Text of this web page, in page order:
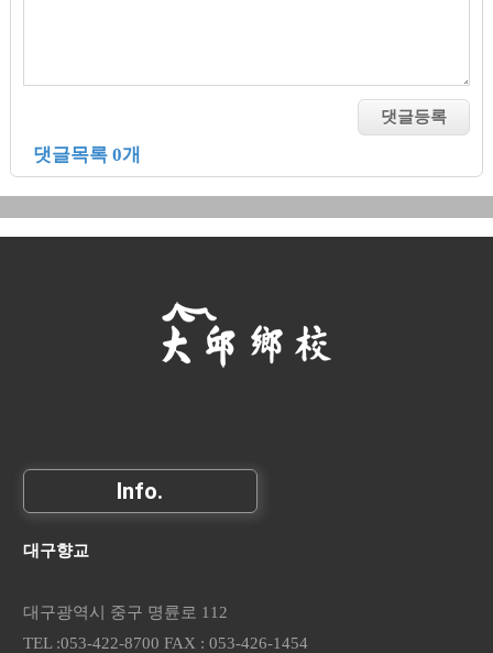
댓글목록 0개
Info.
대구향교
대구광역시 중구 명륜로 112
TEL :053-422-8700 FAX : 053-426-1454